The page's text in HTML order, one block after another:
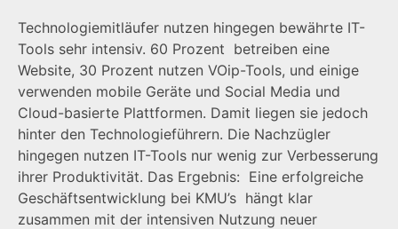
Technologiemitläufer nutzen hingegen bewährte IT-
Tools sehr intensiv. 60 Prozent betreiben eine
Website, 30 Prozent nutzen VOip-Tools, und einige
verwenden mobile Geräte und Social Media und
Cloud-basierte Plattformen. Damit liegen sie jedoch
hinter den Technologieführern. Die Nachzügler
hingegen nutzen IT-Tools nur wenig zur Verbesserung
ihrer Produktivität. Das Ergebnis: Eine erfolgreiche
Geschäftsentwicklung bei KMU’s hängt klar
zusammen mit der intensiven Nutzung neuer